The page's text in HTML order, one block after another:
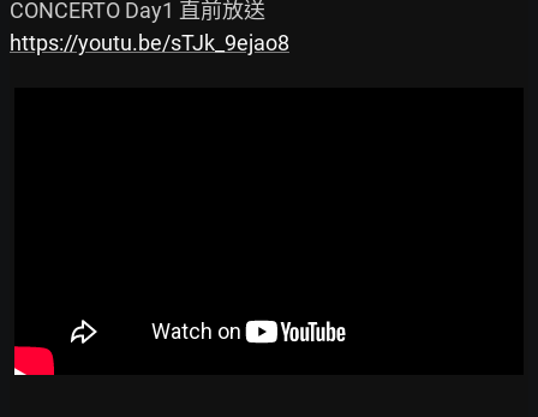
https://youtu.be/sTJk_9ejao8